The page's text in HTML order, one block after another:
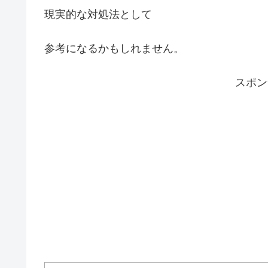
現実的な対処法として
参考になるかもしれません。
スポ